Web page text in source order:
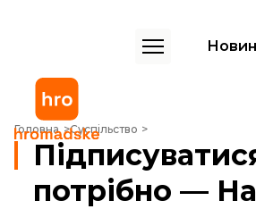
Головна Суспільство
Підписуватися у квитанції про обмін
потрібно —